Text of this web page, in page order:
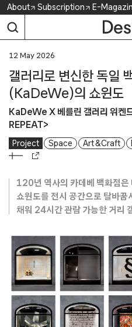
Skip
content
About Subscription E-
12 May 2026
갤러리로 변신한 독일
(KaDeWe)의 쇼윈도
KaDeWe X 베를린 갤러리 위켄
REPEAT>
Project Space Art & Craft
120년 역사의 카데베 백화점은
쇼윈도를 전시 공간으로 탈바꿈
채워 24시간 관람 가능한 거리